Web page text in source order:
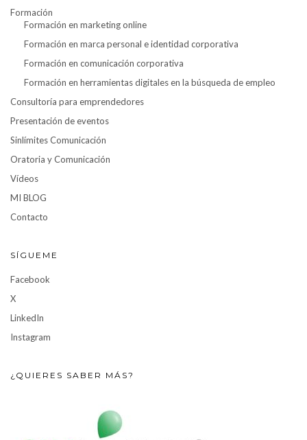
Formación
Formación en marketing online
Formación en marca personal e identidad corporativa
Formación en comunicación corporativa
Formación en herramientas digitales en la búsqueda de empleo
Consultoría para emprendedores
Presentación de eventos
Sinlímites Comunicación
Oratoria y Comunicación
Vídeos
MI BLOG
Contacto
SÍGUEME
Facebook
X
LinkedIn
Instagram
¿QUIERES SABER MÁS?